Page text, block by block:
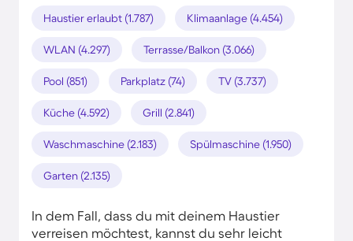
Haustier erlaubt (1.787) Klimaanlage (4.454)
WLAN (4.297) Terrasse/Balkon (3.066)
Pool (851) Parkplatz (74) TV (3.737)
Küche (4.592) Grill (2.841)
Waschmaschine (2.183) Spülmaschine (1.950)
Garten (2.135)
In dem Fall, dass du mit deinem Haustier
verreisen möchtest, kannst du sehr leicht